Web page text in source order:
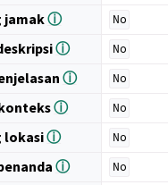
jamakⓘ No
ⓘ No
ⓘ No
ⓘ No
lokasiⓘ No
ⓘ No